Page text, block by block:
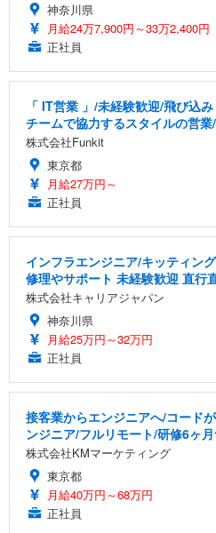
神奈川県
月給24万7,900円～33万2,400円
正社員
「 IT営業 」/未経験歓迎/飛び込
チームで協力するスタイルの営
株式会社Funkit
東京都
月給27万円～
正社員
インフラエンジニア/キッティン
修理やサポート 未経験歓迎 直行
株式会社キャリアジャパン
神奈川県
月給25万円～32万円
正社員
接客業からエンジニアへ/コード
ンジニア/フルリモート/研修6ヶ
株式会社KMマーケティング
東京都
月給40万円～68万円
正社員